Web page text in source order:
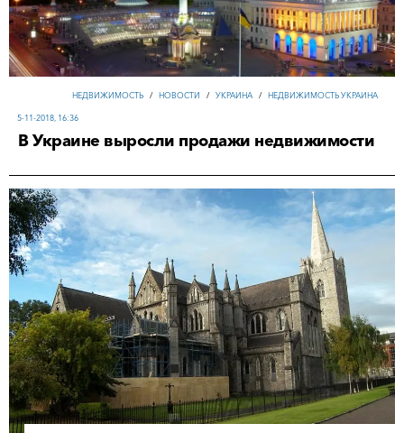
НЕДВИЖИМОСТЬ / НОВОСТИ / УКРАИНА / НЕДВИЖИМОСТЬ УКРАИНА
5-11-2018, 16:36
В Украине выросли продажи недвижимости